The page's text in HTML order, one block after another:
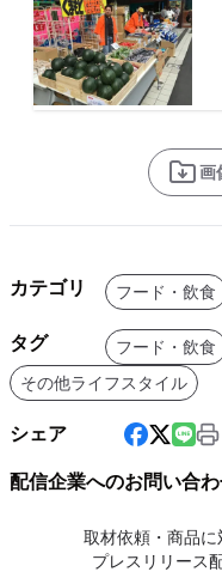
画
カテゴリ フード・飲食
タグ フード・飲食
その他ライフスタイル
シェア
配信企業へのお問い合
取材依頼・商品に
プレスリリース